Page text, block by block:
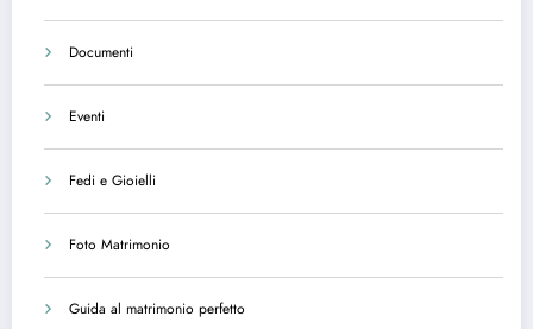
Documenti
Eventi
Fedi e Gioielli
Foto Matrimonio
Guida al matrimonio perfetto